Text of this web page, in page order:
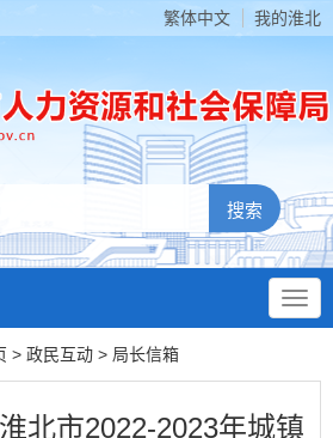
繁体中文 我的淮北
> 政民互动 > 局长信箱
北市2022-2023年城镇